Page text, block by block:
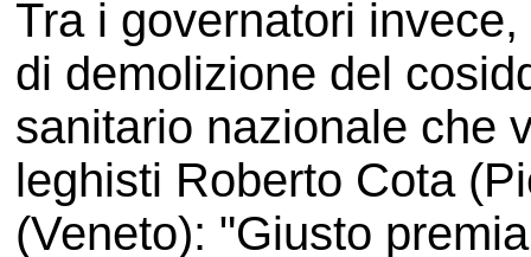
Tra i governatori
di demolizione del
sanitario nazionale che
leghisti Roberto Cota
(Veneto): "Giusto